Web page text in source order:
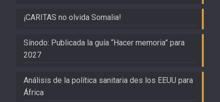
¡CARITAS no olvida Somalia!
Sínodo: Publicada la guía “Hacer memoria” para
2027
Análisis de la política sanitaria des los EEUU para
África